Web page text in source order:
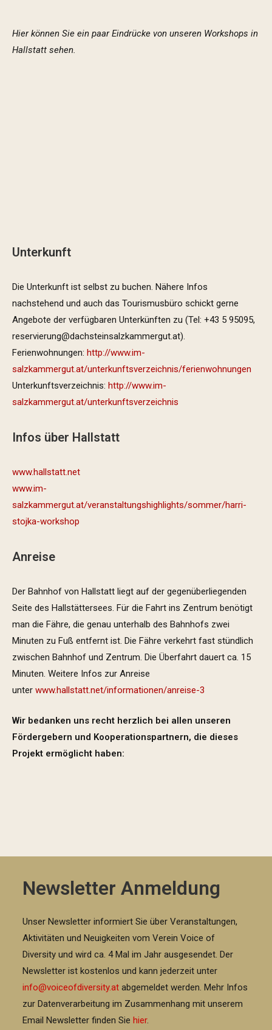
Hier können Sie ein paar Eindrücke von unseren Workshops in
Hallstatt sehen.
Unterkunft
Die Unterkunft ist selbst zu buchen. Nähere Infos
nachstehend und auch das Tourismusbüro schickt gerne
Angebote der verfügbaren Unterkünften zu (Tel: +43 5 95095,
reservierung@dachsteinsalzkammergut.at).
Ferienwohnungen: http://www.im-
salzkammergut.at/unterkunftsverzeichnis/ferienwohnungen
Unterkunftsverzeichnis: http://www.im-
salzkammergut.at/unterkunftsverzeichnis
Infos über Hallstatt
www.hallstatt.net
www.im-
salzkammergut.at/veranstaltungshighlights/sommer/harri-
stojka-workshop
Anreise
Der Bahnhof von Hallstatt liegt auf der gegenüberliegenden
Seite des Hallstättersees. Für die Fahrt ins Zentrum benötigt
man die Fähre, die genau unterhalb des Bahnhofs zwei
Minuten zu Fuß entfernt ist. Die Fähre verkehrt fast stündlich
zwischen Bahnhof und Zentrum. Die Überfahrt dauert ca. 15
Minuten. Weitere Infos zur Anreise
unter www.hallstatt.net/informationen/anreise-3
Wir bedanken uns recht herzlich bei allen unseren
Fördergebern und Kooperationspartnern, die dieses
Projekt ermöglicht haben:
Newsletter Anmeldung
Unser Newsletter informiert Sie über Veranstaltungen,
Aktivitäten und Neuigkeiten vom Verein Voice of
Diversity und wird ca. 4 Mal im Jahr ausgesendet. Der
Newsletter ist kostenlos und kann jederzeit unter
info@voiceofdiversity.at abgemeldet werden. Mehr Infos
zur Datenverarbeitung im Zusammenhang mit unserem
Email Newsletter finden Siehier.